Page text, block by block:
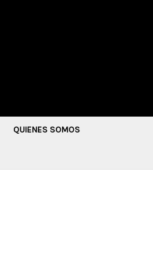
QUIENES SOMOS